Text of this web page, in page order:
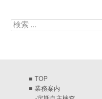
2025年4月(5)
2025年1月(7)
検索:
■ TOP
■ 業務案内